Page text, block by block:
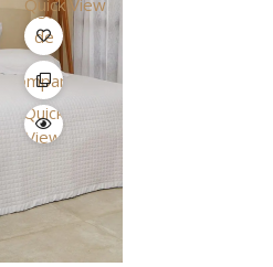
Quick View
Lista
de
Desejo
Comparar
Quick
View